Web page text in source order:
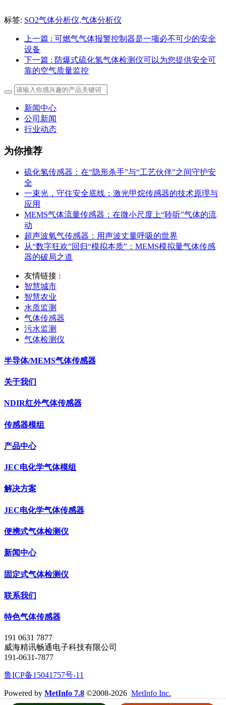
标签: SO2气体分析仪,气体分析仪
上一篇 : 可燃气气体报警控制器是一项必不可少的安全
设备
下一篇 : 防爆式硫化氢气体检测仪可以为您提供安全可
靠的空气质量监控
新闻中心
公司新闻
行业动态
为你推荐
硫化氢传感器：在“隐形杀手”与“工艺伙伴”之间守护安
全
一束光，守住安全底线：激光甲烷传感器的技术原理与
应用
MEMS气体流量传感器：在微小尺度上“聆听”气体的流
动
超声波氧气传感器：用声波丈量呼吸的世界
从“数字狂欢”回归“模拟本质”：MEMS模拟量气体传感
器的破局之道
友情链接 :
智慧城市
智慧农业
水质监测
气体传感器
污水监测
气体检测仪
半导体/MEMS气体传感器
关于我们
NDIR红外气体传感器
传感器模组
产品中心
JEC电化学气体模组
解决方案
JEC电化学气体传感器
便携式气体检测仪
新闻中心
固定式气体检测仪
联系我们
特色气体传感器
191 0631 7877
威海精讯畅通电子科技有限公司
191-0631-7877
鲁ICP备15041757号-11
Powered by MetInfo 7.8 ©2008-2026 MetInfo Inc.